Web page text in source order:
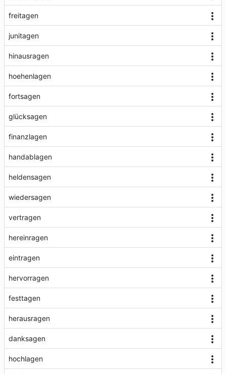
freitagen
junitagen
hinausragen
hoehenlagen
fortsagen
glücksagen
finanzlagen
handablagen
heldensagen
wiedersagen
vertragen
hereinragen
eintragen
hervorragen
festtagen
herausragen
danksagen
hochlagen